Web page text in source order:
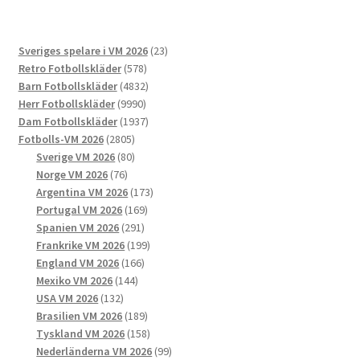
Sveriges spelare i VM 2026 2323
Retro Fotbollskläder 578578
produkter
Barn Fotbollskläder 48324832
produkter
Herr Fotbollskläder 99909990
produkter
Dam Fotbollskläder 19371937
Fotbolls-VM 2026 28052805
produkter
Sverige VM 2026 8080
Norge VM 2026 7676
produkter
Argentina VM 2026 173173
Portugal VM 2026 169169
Spanien VM 2026 291291
produkter
Frankrike VM 2026 199199
England VM 2026 166166
Mexiko VM 2026 144144
USA VM 2026 132132
produkter
Brasilien VM 2026 189189
produkter
Tyskland VM 2026 158158
produkter
Nederländerna VM 2026 9999